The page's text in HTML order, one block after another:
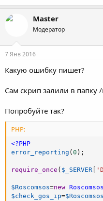
Master
Модератор
7 Янв 2016
Какую ошибку пишет?
Сам скрип залили в папку
Попробуйте так?
PHP:
<?PHP
error_reporting ( 0 ) ;
require_once ( $_SERVER
$Roscomsos=new Roscomsos
$check_gos_ip=$Roscomsos